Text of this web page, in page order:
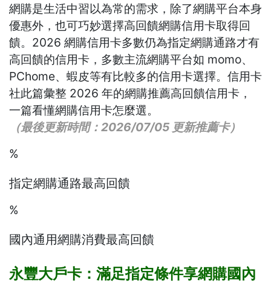
網購是生活中習以為常的需求，除了網購平台本身
優惠外，也可巧妙選擇高回饋網購信用卡取得回
饋。2026 網購信用卡多數仍為指定網購通路才有
高回饋的信用卡，多數主流網購平台如 momo、
PChome、蝦皮等有比較多的信用卡選擇。信用卡
社此篇彙整 2026 年的網購推薦高回饋信用卡，
一篇看懂網購信用卡怎麼選。
（最後更新時間：2026/07/05 更新推薦卡）
%
指定網購通路最高回饋
%
國內通用網購消費最高回饋
永豐大戶卡：滿足指定條件享網購國內